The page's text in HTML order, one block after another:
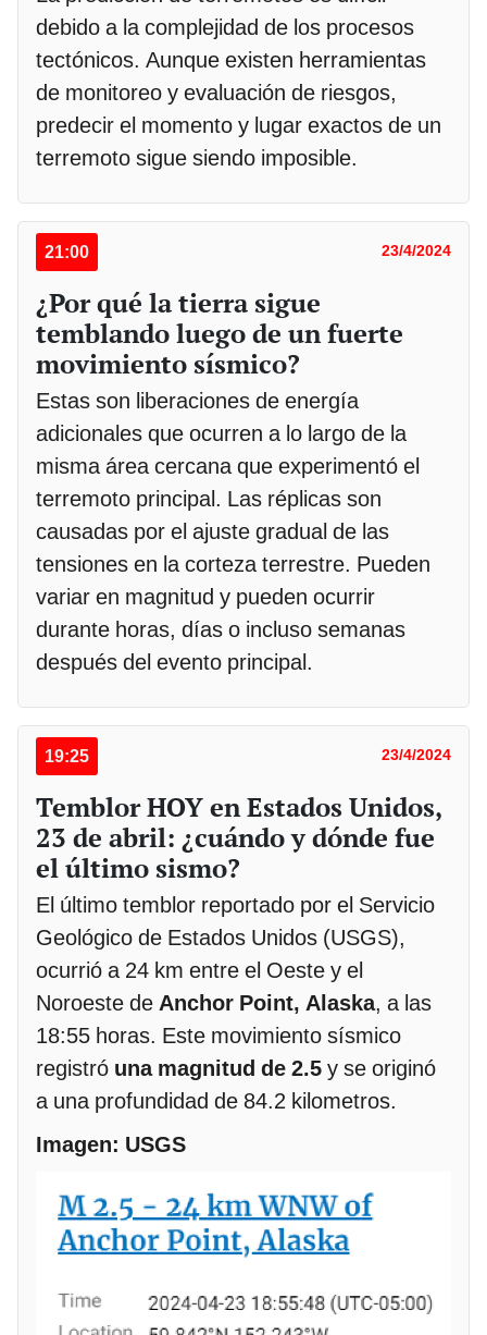
debido a la complejidad de los procesos
tectónicos. Aunque existen herramientas
de monitoreo y evaluación de riesgos,
predecir el momento y lugar exactos de un
terremoto sigue siendo imposible.
21:00 23/4/2024
¿Por qué la tierra sigue
temblando luego de un fuerte
movimiento sísmico?
Estas son liberaciones de energía
adicionales que ocurren a lo largo de la
misma área cercana que experimentó el
terremoto principal. Las réplicas son
causadas por el ajuste gradual de las
tensiones en la corteza terrestre. Pueden
variar en magnitud y pueden ocurrir
durante horas, días o incluso semanas
después del evento principal.
19:25 23/4/2024
Temblor HOY en Estados Unidos,
23 de abril: ¿cuándo y dónde fue
el último sismo?
El último temblor reportado por el Servicio
Geológico de Estados Unidos (USGS),
ocurrió a 24 km entre el Oeste y el
Noroeste de Anchor Point, Alaska, a las
18:55 horas. Este movimiento sísmico
registró una magnitud de 2.5 y se originó
a una profundidad de 84.2 kilometros.
Imagen: USGS